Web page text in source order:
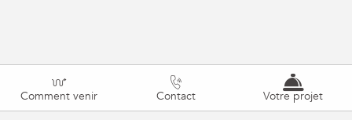
Comment venir Contact Votre projet